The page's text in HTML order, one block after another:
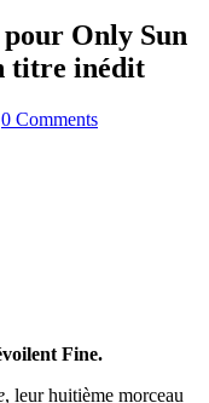
Only Sun
titre inédit
0 Comments
Fine.
, leur huitième morceau